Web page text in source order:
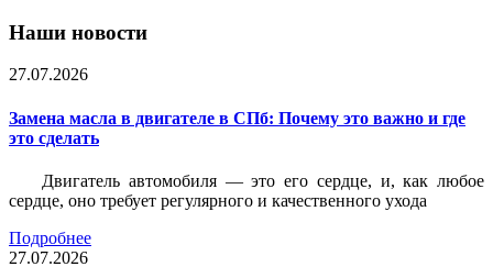
Наши новости
27.07.2026
Замена масла в двигателе в СПб: Почему это важно и где
это сделать
Двигатель автомобиля — это его сердце, и, как любое
сердце, оно требует регулярного и качественного ухода
Подробнее
27.07.2026